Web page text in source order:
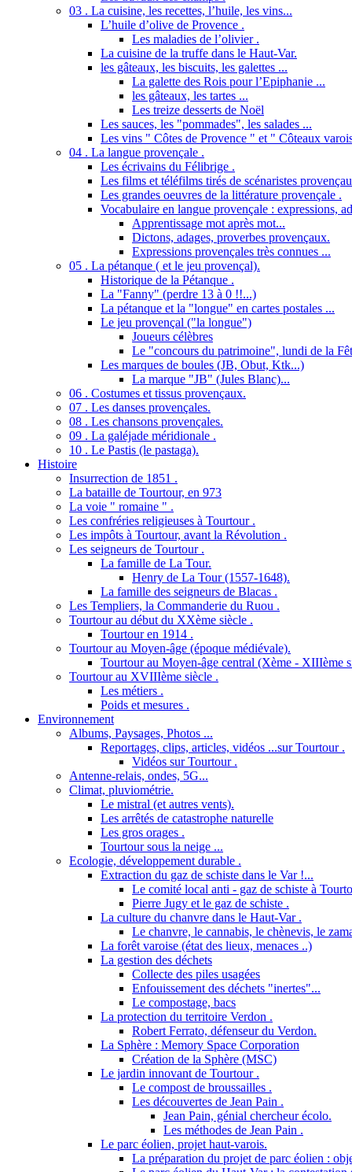
03 . La cuisine, les recettes, l’huile, les vins...
L’huile d’olive de Provence .
Les maladies de l’olivier .
La cuisine de la truffe dans le Haut-Var.
les gâteaux, les biscuits, les galettes ...
La galette des Rois pour l’Epiphanie ...
les gâteaux, les tartes ...
Les treize desserts de Noël
Les sauces, les "pommades", les salades ...
Les vins " Côtes de Provence " et " Côteaux
04 . La langue provençale .
Les écrivains du Félibrige .
Les films et téléfilms tirés de scénaristes
Les grandes oeuvres de la littérature provençale .
Vocabulaire en langue provençale : expressions,
Apprentissage mot après mot...
Dictons, adages, proverbes provençaux.
Expressions provençales très connues ...
05 . La pétanque ( et le jeu provençal).
Historique de la Pétanque .
La "Fanny" (perdre 13 à 0 !!...)
La pétanque et la "longue" en cartes postales ...
Le jeu provençal ("la longue")
Joueurs célèbres
Le "concours du patrimoine", lundi de la
Les marques de boules (JB, Obut, Ktk...)
La marque "JB" (Jules Blanc)...
06 . Costumes et tissus provençaux.
07 . Les danses provençales.
08 . Les chansons provençales.
09 . La galéjade méridionale .
10 . Le Pastis (le pastaga).
Histoire
Insurrection de 1851 .
La bataille de Tourtour, en 973
La voie " romaine " .
Les confréries religieuses à Tourtour .
Les impôts à Tourtour, avant la Révolution .
Les seigneurs de Tourtour .
La famille de La Tour.
Henry de La Tour (1557-1648).
La famille des seigneurs de Blacas .
Les Templiers, la Commanderie du Ruou .
Tourtour au début du XXème siècle .
Tourtour en 1914 .
Tourtour au Moyen-âge (époque médiévale).
Tourtour au Moyen-âge central (Xème - XIIIème
Tourtour au XVIIIème siècle .
Les métiers .
Poids et mesures .
Environnement
Albums, Paysages, Photos ...
Reportages, clips, articles, vidéos ...sur Tourtour .
Vidéos sur Tourtour .
Antenne-relais, ondes, 5G...
Climat, pluviométrie.
Le mistral (et autres vents).
Les arrêtés de catastrophe naturelle
Les gros orages .
Tourtour sous la neige ...
Ecologie, développement durable .
Extraction du gaz de schiste dans le Var !...
Le comité local anti - gaz de schiste à
Pierre Jugy et le gaz de schiste .
La culture du chanvre dans le Haut-Var .
Le chanvre, le cannabis, le chènevis, le
La forêt varoise (état des lieux, menaces ..)
La gestion des déchets
Collecte des piles usagées
Enfouissement des déchets "inertes"...
Le compostage, bacs
La protection du territoire Verdon .
Robert Ferrato, défenseur du Verdon.
La Sphère : Memory Space Corporation
Création de la Sphère (MSC)
Le jardin innovant de Tourtour .
Le compost de broussailles .
Les découvertes de Jean Pain .
Jean Pain, génial chercheur écolo.
Les méthodes de Jean Pain .
Le parc éolien, projet haut-varois.
La préparation du projet de parc éolien :